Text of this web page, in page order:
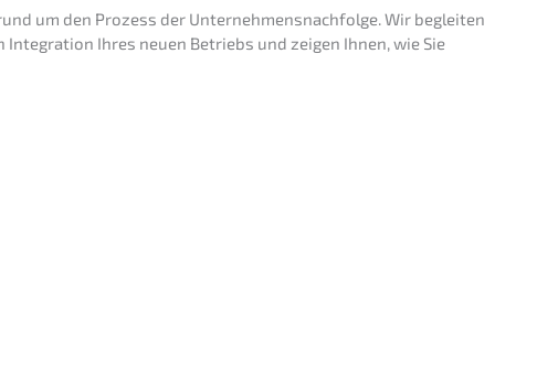
um den Prozess der Unternehmens­nachfolge. Wir beglei­ten
Ihres neuen Betriebs und zeigen Ihnen, wie Sie